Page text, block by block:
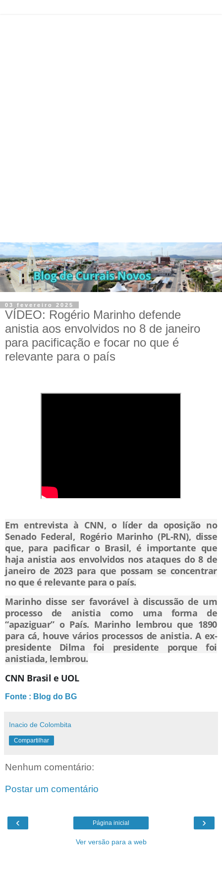
03 fevereiro 2025
VÍDEO: Rogério Marinho defende
anistia aos envolvidos no 8 de janeiro
para pacificação e focar no que é
relevante para o país
Em entrevista à CNN, o líder da oposição no
Senado Federal, Rogério Marinho (PL-RN), disse
que, para pacificar o Brasil, é importante que
haja anistia aos envolvidos nos ataques do 8 de
janeiro de 2023 para que possam se concentrar
no que é relevante para o país.
Marinho disse ser favorável à discussão de um
processo de anistia como uma forma de
“apaziguar” o País. Marinho lembrou que 1890
para cá, houve vários processos de anistia. A ex-
presidente Dilma foi presidente porque foi
anistiada, lembrou.
CNN Brasil e UOL
Fonte : Blog do BG
Inacio de Colombita
Compartilhar
Nenhum comentário:
Postar um comentário
‹ ›
Página inicial
Ver versão para a web